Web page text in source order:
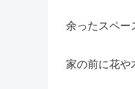
余ったスペー
家の前に花や